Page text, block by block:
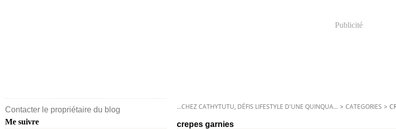
Publicité
Contacter le propriétaire du blog
Me suivre
...CHEZ CATHYTUTU, DÉFIS LIFESTYLE D'UNE QUINQUA... > CATEGORIES >
crepes garnies